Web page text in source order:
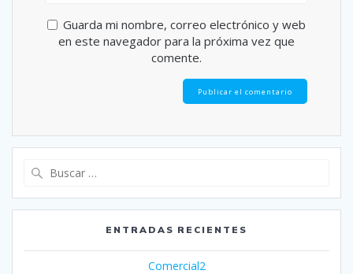
Guarda mi nombre, correo electrónico y web
en este navegador para la próxima vez que
comente.
ENTRADAS RECIENTES
Comercial2